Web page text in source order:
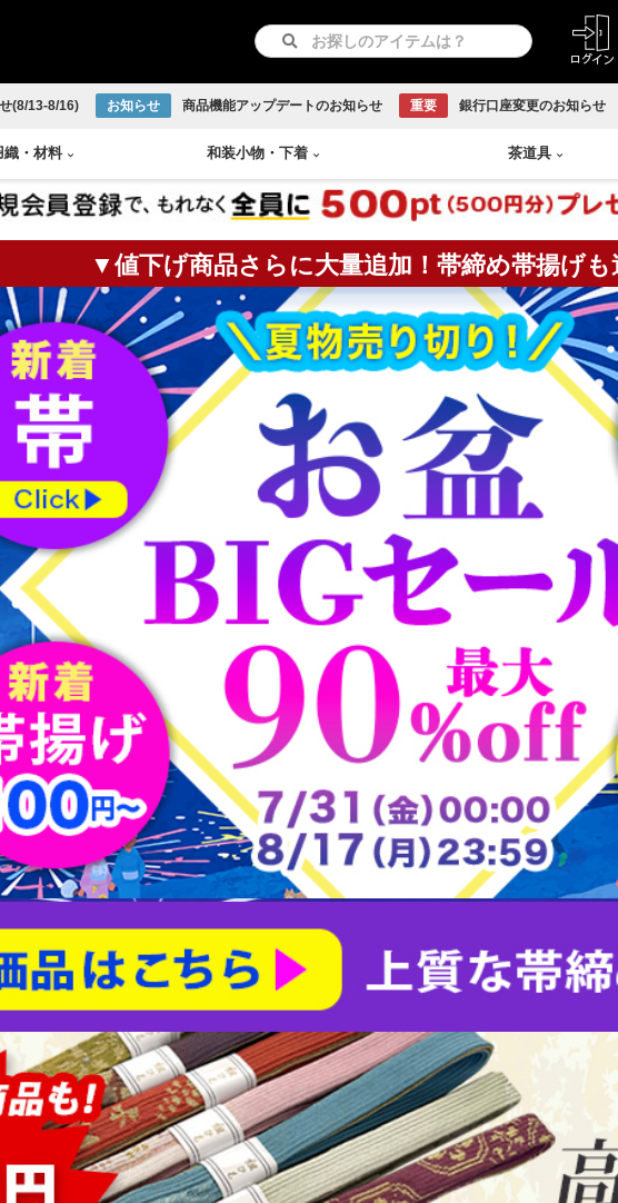
(8/13-8/16) お知らせ 商品機能アップデートのお知らせ 重要 銀行口座変更のお知らせ
着物
正ロマン着物
紋つき色無地 付け下げ
留袖
リサイクル振袖・打掛
織 ・ 材料
ンティーク袋帯
ンティーク丸帯
/リサイクル袋帯
/リサイクル丸帯
リサイクル羽織 リサイクル道行コート
リサイクル道中着 リサイクル雨コート
大正ロマン羽織
和装小物 ・ 下着
揚げ
達締め
子
長襦袢 和装下着
茶道具
莨盆
皆具
風炉
棚
薄茶器
縁高
蓋置
敷板
急須 鉄瓶
茶托
軸 書画
画
石/パワーストーン
Baccarat
WEDGWOOD
古上布
城紬
紬
100亀甲
禅(手描き／金彩)
くい織
蘇州刺繍
紅型
古伊万里焼 伊賀焼 古曽部焼
虫明焼 赤膚焼
丹波焼
京焼 九谷焼
出石焼
平戸焼
志野焼
有田焼
朝日焼 楽山焼
瀬戸焼
益子焼
相馬焼
砥部焼
粟田焼 紀州焼
織部焼
薩摩焼
赤膚山焼 鍋島焼
阿漕焼
高取焼
尾戸焼 布志名焼 無名異焼
▼値下げ商品さらに大量追加！帯締め帯揚げ